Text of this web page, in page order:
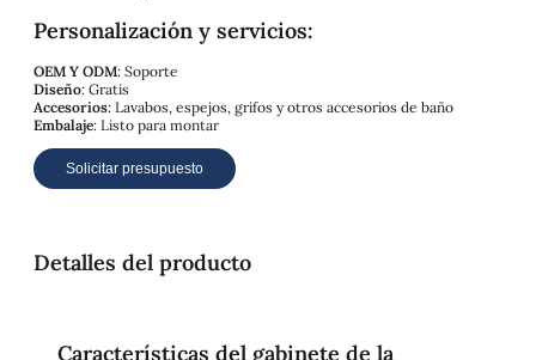
Personalización y servicios:
OEM Y ODM: Soporte
Diseño: Gratis
Accesorios: Lavabos, espejos, grifos y otros accesorios de baño
Embalaje: Listo para montar
Solicitar presupuesto
Detalles del producto
Características del gabinete de la